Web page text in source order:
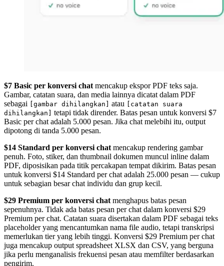
$7 Basic per konversi chat mencakup ekspor PDF teks saja.
Gambar, catatan suara, dan media lainnya dicatat dalam PDF
sebagai [gambar dihilangkan] atau [catatan suara
dihilangkan] tetapi tidak dirender. Batas pesan untuk konversi $7
Basic per chat adalah 5.000 pesan. Jika chat melebihi itu, output
dipotong di tanda 5.000 pesan.
$14 Standard per konversi chat mencakup rendering gambar
penuh. Foto, stiker, dan thumbnail dokumen muncul inline dalam
PDF, diposisikan pada titik percakapan tempat dikirim. Batas pesan
untuk konversi $14 Standard per chat adalah 25.000 pesan — cukup
untuk sebagian besar chat individu dan grup kecil.
$29 Premium per konversi chat menghapus batas pesan
sepenuhnya. Tidak ada batas pesan per chat dalam konversi $29
Premium per chat. Catatan suara disertakan dalam PDF sebagai teks
placeholder yang mencantumkan nama file audio, tetapi transkripsi
memerlukan tier yang lebih tinggi. Konversi $29 Premium per chat
juga mencakup output spreadsheet XLSX dan CSV, yang berguna
jika perlu menganalisis frekuensi pesan atau memfilter berdasarkan
pengirim.